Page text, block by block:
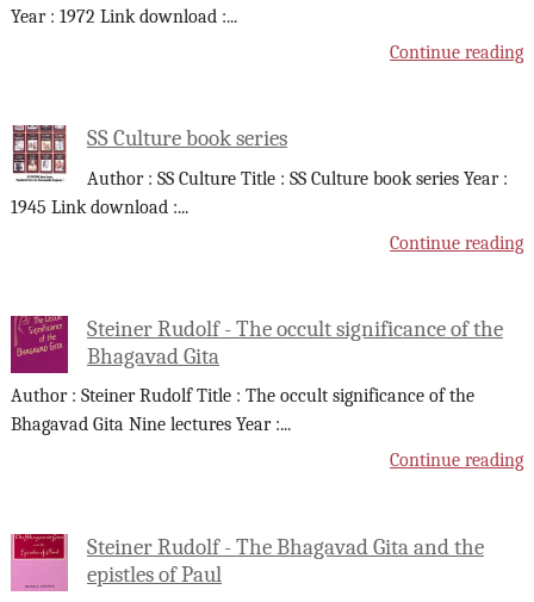
Year : 1972 Link download :...
Continue reading
SS Culture book series
Author : SS Culture Title : SS Culture book series Year :
1945 Link download :...
Continue reading
Steiner Rudolf - The occult significance of the
Bhagavad Gita
Author : Steiner Rudolf Title : The occult significance of the
Bhagavad Gita Nine lectures Year :...
Continue reading
Steiner Rudolf - The Bhagavad Gita and the
epistles of Paul